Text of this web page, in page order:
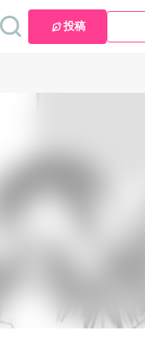
投稿